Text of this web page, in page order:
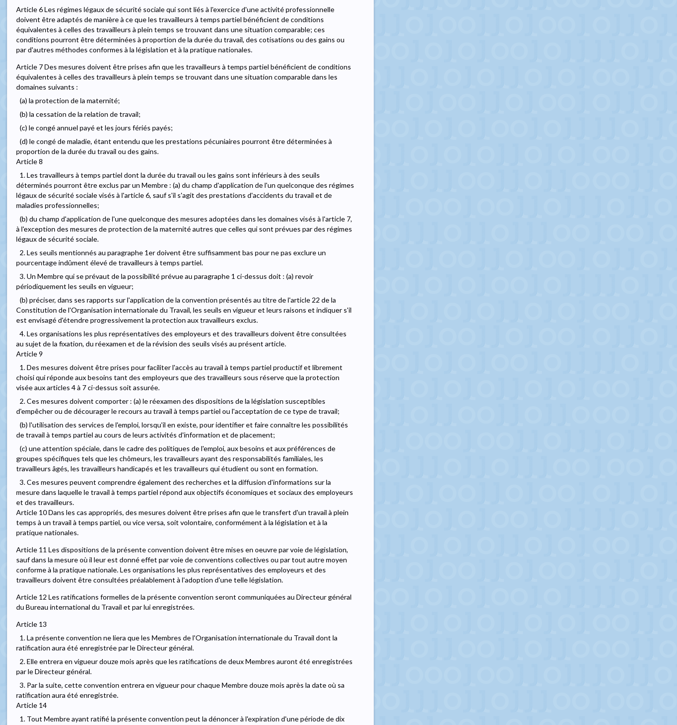
Article 6 Les régimes légaux de sécurité sociale qui sont liés à l'exercice d'une activité professionnelle
doivent être adaptés de manière à ce que les travailleurs à temps partiel bénéficient de conditions
équivalentes à celles des travailleurs à plein temps se trouvant dans une situation comparable; ces
conditions pourront être déterminées à proportion de la durée du travail, des cotisations ou des gains ou
par d'autres méthodes conformes à la législation et à la pratique nationales.
Article 7 Des mesures doivent être prises afin que les travailleurs à temps partiel bénéficient de conditions
équivalentes à celles des travailleurs à plein temps se trouvant dans une situation comparable dans les
domaines suivants :
(a) la protection de la maternité;
(b) la cessation de la relation de travail;
(c) le congé annuel payé et les jours fériés payés;
(d) le congé de maladie, étant entendu que les prestations pécuniaires pourront être déterminées à
proportion de la durée du travail ou des gains.
Article 8
1. Les travailleurs à temps partiel dont la durée du travail ou les gains sont inférieurs à des seuils
déterminés pourront être exclus par un Membre : (a) du champ d'application de l'un quelconque des régimes
légaux de sécurité sociale visés à l'article 6, sauf s'il s'agit des prestations d'accidents du travail et de
maladies professionnelles;
(b) du champ d'application de l'une quelconque des mesures adoptées dans les domaines visés à l'article 7,
à l'exception des mesures de protection de la maternité autres que celles qui sont prévues par des régimes
légaux de sécurité sociale.
2. Les seuils mentionnés au paragraphe 1er doivent être suffisamment bas pour ne pas exclure un
pourcentage indûment élevé de travailleurs à temps partiel.
3. Un Membre qui se prévaut de la possibilité prévue au paragraphe 1 ci-dessus doit : (a) revoir
périodiquement les seuils en vigueur;
(b) préciser, dans ses rapports sur l'application de la convention présentés au titre de l'article 22 de la
Constitution de l'Organisation internationale du Travail, les seuils en vigueur et leurs raisons et indiquer s'il
est envisagé d'étendre progressivement la protection aux travailleurs exclus.
4. Les organisations les plus représentatives des employeurs et des travailleurs doivent être consultées
au sujet de la fixation, du réexamen et de la révision des seuils visés au présent article.
Article 9
1. Des mesures doivent être prises pour faciliter l'accès au travail à temps partiel productif et librement
choisi qui réponde aux besoins tant des employeurs que des travailleurs sous réserve que la protection
visée aux articles 4 à 7 ci-dessus soit assurée.
2. Ces mesures doivent comporter : (a) le réexamen des dispositions de la législation susceptibles
d'empêcher ou de décourager le recours au travail à temps partiel ou l'acceptation de ce type de travail;
(b) l'utilisation des services de l'emploi, lorsqu'il en existe, pour identifier et faire connaître les possibilités
de travail à temps partiel au cours de leurs activités d'information et de placement;
(c) une attention spéciale, dans le cadre des politiques de l'emploi, aux besoins et aux préférences de
groupes spécifiques tels que les chômeurs, les travailleurs ayant des responsabilités familiales, les
travailleurs âgés, les travailleurs handicapés et les travailleurs qui étudient ou sont en formation.
3. Ces mesures peuvent comprendre également des recherches et la diffusion d'informations sur la
mesure dans laquelle le travail à temps partiel répond aux objectifs économiques et sociaux des employeurs
et des travailleurs.
Article 10 Dans les cas appropriés, des mesures doivent être prises afin que le transfert d'un travail à plein
temps à un travail à temps partiel, ou vice versa, soit volontaire, conformément à la législation et à la
pratique nationales.
Article 11 Les dispositions de la présente convention doivent être mises en oeuvre par voie de législation,
sauf dans la mesure où il leur est donné effet par voie de conventions collectives ou par tout autre moyen
conforme à la pratique nationale. Les organisations les plus représentatives des employeurs et des
travailleurs doivent être consultées préalablement à l'adoption d'une telle législation.
Article 12 Les ratifications formelles de la présente convention seront communiquées au Directeur général
du Bureau international du Travail et par lui enregistrées.
Article 13
1. La présente convention ne liera que les Membres de l'Organisation internationale du Travail dont la
ratification aura été enregistrée par le Directeur général.
2. Elle entrera en vigueur douze mois après que les ratifications de deux Membres auront été enregistrées
par le Directeur général.
3. Par la suite, cette convention entrera en vigueur pour chaque Membre douze mois après la date où sa
ratification aura été enregistrée.
Article 14
1. Tout Membre ayant ratifié la présente convention peut la dénoncer à l'expiration d'une période de dix